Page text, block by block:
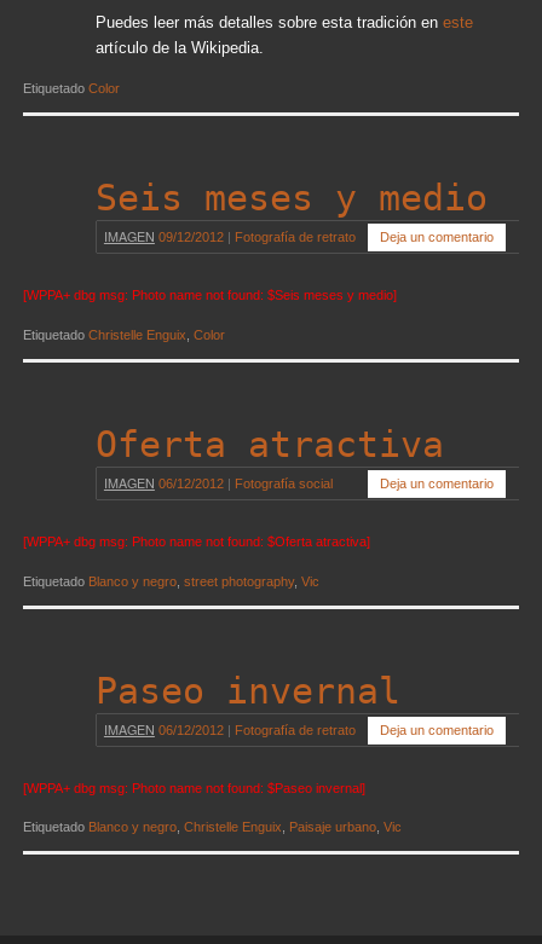
Puedes leer más detalles sobre esta tradición en este
artículo de la Wikipedia.
Etiquetado Color
Seis meses y medio
IMAGEN 09/12/2012 | Fotografía de retrato Deja un comentario
[WPPA+ dbg msg: Photo name not found: $Seis meses y medio]
Etiquetado Christelle Enguix Color
Oferta atractiva
IMAGEN 06/12/2012 | Fotografía social Deja un comentario
[WPPA+ dbg msg: Photo name not found: $Oferta atractiva]
Etiquetado Blanco y negro, street photography, Vic
Paseo invernal
IMAGEN 06/12/2012 | Fotografía de retrato Deja un comentario
[WPPA+ dbg msg: Photo name not found: $Paseo invernal]
Etiquetado Blanco y negro, Christelle Enguix Paisaje urbano, Vic